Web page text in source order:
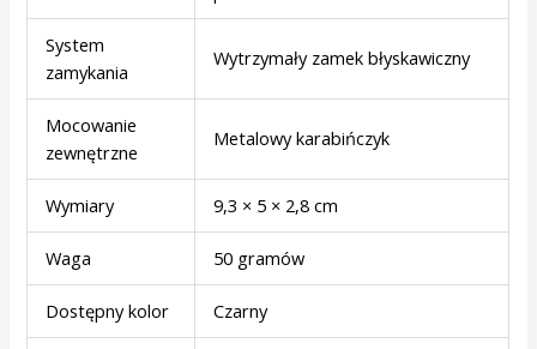
System
zamykania
Wytrzymały zamek błyskawiczny
Mocowanie
zewnętrzne
Metalowy karabińczyk
Wymiary 9,3 × 5 × 2,8 cm
Waga 50 gramów
Dostępny kolor Czarny